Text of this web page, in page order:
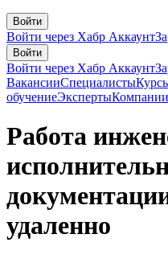
Войти
Войти через Хабр Аккаунт
Войти
Войти через Хабр Аккаунт
ВакансииСпециалисты
обучениеЭкспертыКомпании
Работа
удаленно